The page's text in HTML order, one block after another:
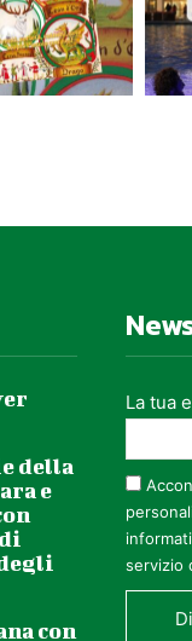
e Giorgio
Peter Madsen
Pool
della
e
con
La tua
servizio